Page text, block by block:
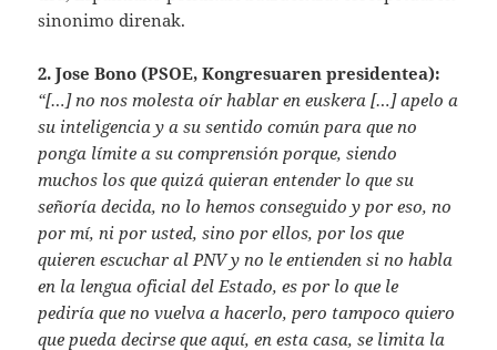
sinonimo direnak.
2.Jose Bono (PSOE, Kongresuaren presidentea):
“[…] no nos molesta oír hablar en euskera […] apelo a
su inteligencia y a su sentido común para que no
ponga límite a su comprensión porque, siendo
muchos los que quizá quieran entender lo que su
señoría decida, no lo hemos conseguido y por eso, no
por mí, ni por usted, sino por ellos, por los que
quieren escuchar al PNV y no le entienden si no habla
en la lengua oficial del Estado, es por lo que le
pediría que no vuelva a hacerlo, pero tampoco quiero
que pueda decirse que aquí, en esta casa, se limita la